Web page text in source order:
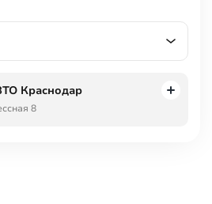
(ASR / TCS / TRC)
(ESP / ESC / DSC / VSA)
дверей
Краснодар
8